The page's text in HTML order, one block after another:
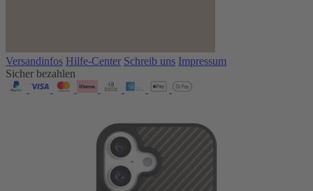
Versandinfos Hilfe-Center Schreib uns Impressum
Sicher bezahlen